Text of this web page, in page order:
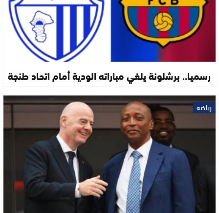
رسميا.. برشلونة يلغي مباراته الودية أمام اتحاد طنجة
رياضة